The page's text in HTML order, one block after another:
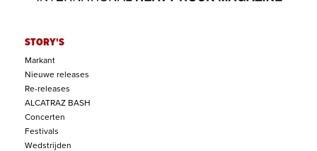
STORY'S
Markant
Nieuwe releases
Re-releases
ALCATRAZ BASH
Concerten
Festivals
Wedstrijden